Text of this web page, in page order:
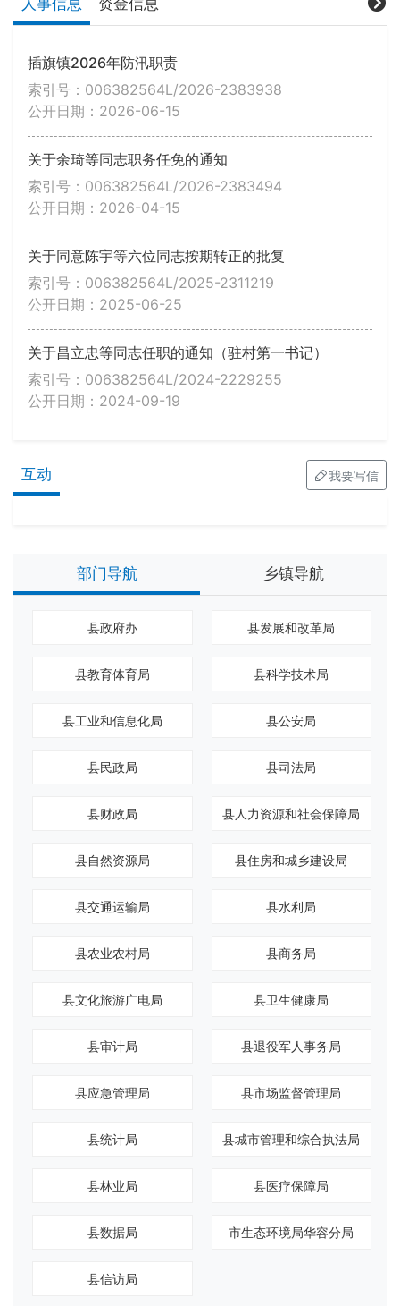
人事信息 资金信息
插旗镇2026年防汛职责
索引号：006382564L/2026-2383938
公开日期：2026-06-15
关于余琦等同志职务任免的通知
索引号：006382564L/2026-2383494
公开日期：2026-04-15
关于同意陈宇等六位同志按期转正的批复
索引号：006382564L/2025-2311219
公开日期：2025-06-25
关于昌立忠等同志任职的通知（驻村第一书记）
索引号：006382564L/2024-2229255
公开日期：2024-09-19
互动 我要写信
部门导航 乡镇导航
县政府办 县发展和改革局
县教育体育局 县科学技术局
县工业和信息化局 县公安局
县民政局 县司法局
县财政局 县人力资源和社会保障局
县自然资源局 县住房和城乡建设局
县交通运输局 县水利局
县农业农村局 县商务局
县文化旅游广电局 县卫生健康局
县审计局 县退役军人事务局
县应急管理局 县市场监督管理局
县统计局 县城市管理和综合执法局
县林业局 县医疗保障局
县数据局 市生态环境局华容分局
县信访局